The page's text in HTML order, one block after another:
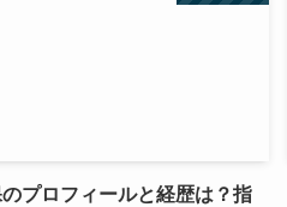
プロフィールと経歴は？指